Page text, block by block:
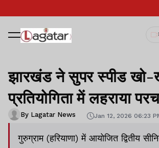
झारखंड ने सुपर स्पीड खो-
प्रतियोगिता में लहराया
By Lagatar News Jan 12, 2026 06:23
गुरुग्राम (हरियाणा) में आयोजित द्वितीय